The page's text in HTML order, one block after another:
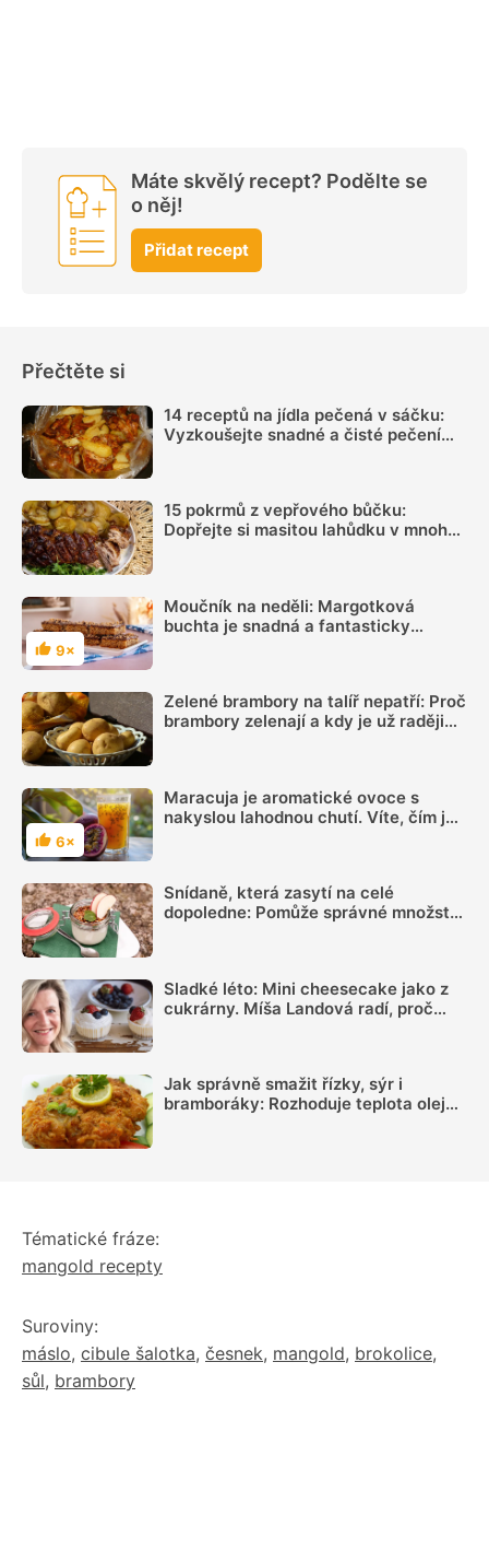
Máte skvělý recept? Podělte se
o něj!
Přidat recept
Přečtěte si
14 receptů na jídla pečená v sáčku:
Vyzkoušejte snadné a čisté pečení
15 pokrmů z vepřového bůčku:
Dopřejte si masitou lahůdku v mnoha
Hodnocení
9×
Moučník na neděli: Margotková
buchta je snadná a fantasticky
Zelené brambory na talíř nepatří: Proč
brambory zelenají a kdy je už raději
Hodnocení
6×
Maracuja je aromatické ovoce s
nakyslou lahodnou chutí. Víte, čím je
Snídaně, která zasytí na celé
dopoledne: Pomůže správné množství
Sladké léto: Mini cheesecake jako z
cukrárny. Míša Landová radí, proč
Jak správně smažit řízky, sýr i
bramboráky: Rozhoduje teplota oleje,
Tématické fráze:
mangold recepty
Suroviny:
máslo, cibule šalotka, česnek, mangold, brokolice,
sůl, brambory